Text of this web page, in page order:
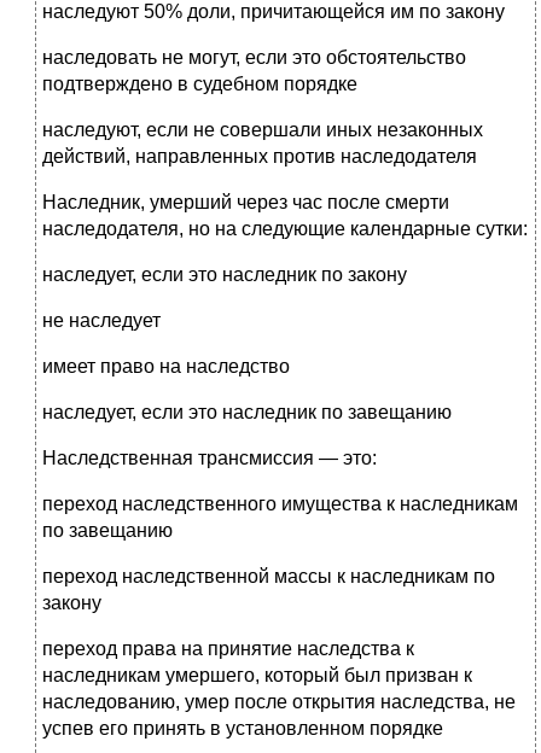
наследуют 50% доли, причитающейся им по закону
наследовать не могут, если это обстоятельство
подтверждено в судебном порядке
наследуют, если не совершали иных незаконных
действий, направленных против наследодателя
Наследник, умерший через час после смерти
наследодателя, но на следующие календарные сутки:
наследует, если это наследник по закону
не наследует
имеет право на наследство
наследует, если это наследник по завещанию
Наследственная трансмиссия — это:
переход наследственного имущества к наследникам
по завещанию
переход наследственной массы к наследникам по
закону
переход права на принятие наследства к
наследникам умершего, который был призван к
наследованию, умер после открытия наследства, не
успев его принять в установленном порядке